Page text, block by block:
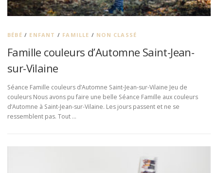
BÉBÉ / ENFANT / FAMILLE / NON CLASSÉ
Famille couleurs d’Automne Saint-Jean-
sur-Vilaine
Séance Famille couleurs d’Automne Saint-Jean-sur-Vilaine Jeu de
couleurs Nous avons pu faire une belle Séance Famille aux couleurs
d’Automne à Saint-Jean-sur-Vilaine. Les jours passent et ne se
ressemblent pas. Tout …